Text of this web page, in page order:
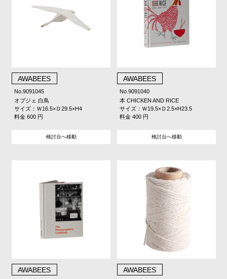
AWABEES
No.9091045
オブジェ 白鳥
サイズ：Ｗ16.5×Ｄ29.5×H4
料金 600 円
検討台へ移動
AWABEES
No.9091040
本 CHICKEN AND RICE
サイズ：Ｗ19.5×Ｄ2.5×H23.5
料金 400 円
検討台へ移動
AWABEES AWABEES